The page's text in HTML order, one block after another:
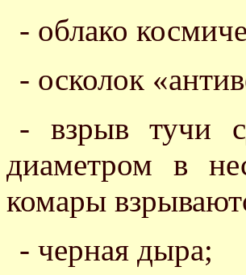
- облако
- осколок
- взрыв тучи
диаметром в
комары
- черная дыра;